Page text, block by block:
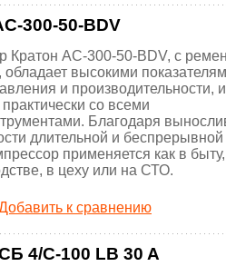
300-50-BDV
Кратон AC-300-50-BDV, с
обладает высокими
и производительности, и
со всеми
Благодаря
длительной и беспрерывной
применяется как в быту,
в цеху или на СТО.
к сравнению
4/С-100 LB 30 A